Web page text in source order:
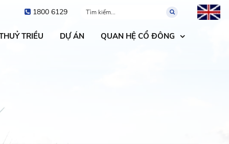
1800 6129
TRIỀU DỰ ÁN QUAN HỆ CỔ ĐÔNG